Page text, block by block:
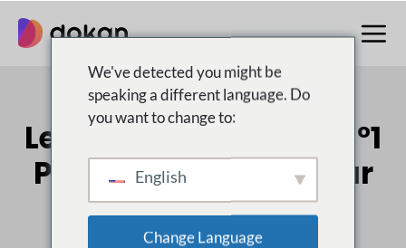
contenu
Le multifournisseur n°1
Place de marché pour
WordPress
We've detected you might be
speaking a different language. Do
you want to change to:
English
Change Language